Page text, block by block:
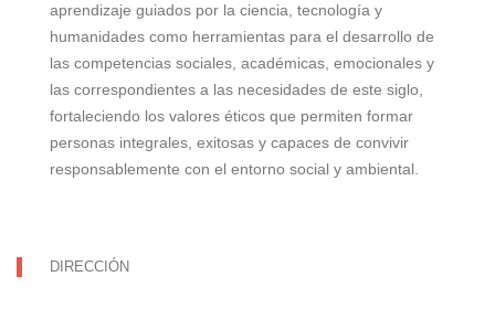
aprendizaje guiados por la ciencia, tecnología y
humanidades como herramientas para el desarrollo de
las competencias sociales, académicas, emocionales y
las correspondientes a las necesidades de este siglo,
fortaleciendo los valores éticos que permiten formar
personas integrales, exitosas y capaces de convivir
responsablemente con el entorno social y ambiental.
DIRECCIÓN